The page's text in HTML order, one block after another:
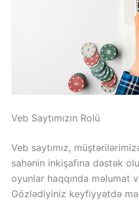
Veb Saytımızın Rolü
Veb saytımız,
sahənin inkişafına dəstək
oyunlar haqqında məlumat
Gözlədiyiniz keyfiyyətdə